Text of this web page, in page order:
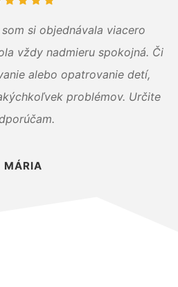
si objednávala viacero
vždy nadmieru spokojná. Či
alebo opatrovanie detí,
problémov. Určite
MÁRIA